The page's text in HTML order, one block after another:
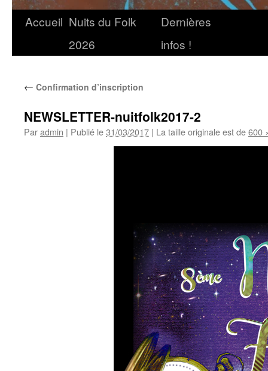
Accueil Nuits du Folk
2026
Dernières
infos !
← Confirmation d’inscription
NEWSLETTER-nuitfolk2017-2
Paradmin | Publié le31/03/2017 | La taille originale est de600